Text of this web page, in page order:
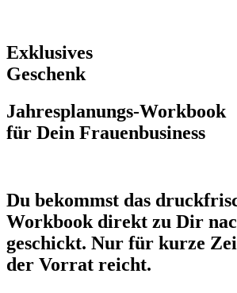
Exklusives
Geschenk
Jahresplanungs-Workbook
für Dein Frauenbusiness
Du bekommst das
Workbook direkt zu Dir
geschickt. Nur für kurze
der Vorrat reicht.